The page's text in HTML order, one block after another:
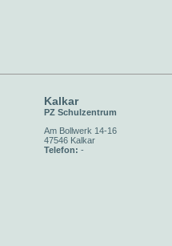
Kalkar
PZ Schulzentrum
Am Bollwerk 14-16
47546 Kalkar
Telefon: -